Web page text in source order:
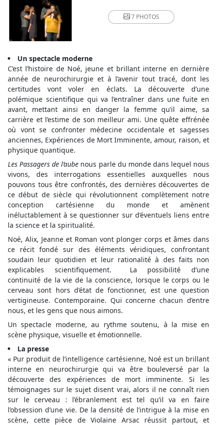
7 PHOTOS
Un spectacle moderne
C’est l’histoire de Noé, jeune et brillant interne en dernière
année de neurochirurgie et à l’avenir tout tracé, dont les
certitudes vont voler en éclats. La découverte d’une
polémique scientifique qui va l’entraîner dans une fuite en
avant, mettant ainsi en danger la femme qu’il aime, sa
carrière et l’estime de son meilleur ami. Une quête effrénée
où vont se confronter médecine occidentale et sagesses
anciennes, Expériences de Mort Imminente, amour, raison, et
physique quantique.
Les Passagers de l’aube nous parle du monde dans lequel nous
vivons, des interrogations essentielles auxquelles nous
pouvons tous être confrontés, des dernières découvertes de
ce début de siècle qui révolutionnent complètement notre
conception cartésienne du monde et amènent
inéluctablement à se questionner sur d’éventuels liens entre
la science et la spiritualité.
Noé, Alix, Jeanne et Roman vont plonger corps et âmes dans
ce récit fondé sur des éléments véridiques, confrontant
soudain leur quotidien et leur rationalité à des faits non
explicables scientifiquement. La possibilité d’une
continuité de la vie de la conscience, lorsque le corps ou le
cerveau sont hors d’état de fonctionner, est une question
vertigineuse. Contemporaine. Qui concerne chacun d’entre
nous, et les gens que nous aimons.
Un spectacle moderne, au rythme soutenu, à la mise en
scène physique, visuelle et émotionnelle.
La presse
« Pur produit de l’intelligence cartésienne, Noé est un brillant
interne en neurochirurgie qui va être bouleversé par la
découverte des expériences de mort imminente. Si les
témoignages sur le sujet disent vrai, alors il ne connaît rien
sur le cerveau : l’ébranlement est tel qu’il va en faire
l’obsession d’une vie. De la densité de l’intrigue à la mise en
scène, cette pièce de Violaine Arsac réussit partout, et